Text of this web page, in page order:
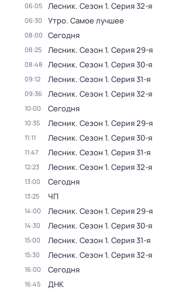
06:05 Лесник. Сезон 1. Серия 32-я
06:30 Утро. Самое лучшее
08:00 Сегодня
08:25 Лесник. Сезон 1. Серия 29-я
08:48 Лесник. Сезон 1. Серия 30-я
09:12 Лесник. Сезон 1. Серия 31-я
09:36 Лесник. Сезон 1. Серия 32-я
10:00 Сегодня
10:35 Лесник. Сезон 1. Серия 29-я
11:11 Лесник. Сезон 1. Серия 30-я
11:47 Лесник. Сезон 1. Серия 31-я
12:23 Лесник. Сезон 1. Серия 32-я
13:00 Сегодня
13:25 ЧП
14:00 Лесник. Сезон 1. Серия 29-я
14:30 Лесник. Сезон 1. Серия 30-я
15:00 Лесник. Сезон 1. Серия 31-я
15:30 Лесник. Сезон 1. Серия 32-я
16:00 Сегодня
16:45 ДНК